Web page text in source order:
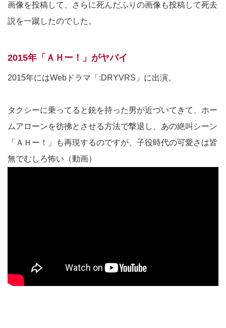
画像を投稿して、さらに死んだふりの画像も投稿して死去
説を一蹴したのでした。
2015年「ＡＨー！」がヤバイ
2015年にはWebドラマ「:DRYVRS」に出演。
タクシーに乗ってると銃を持った男が近づいてきて、ホー
ムアローンを彷彿とさせる方法で撃退し、あの絶叫シーン
「ＡＨー！」も再現するのですが、子役時代の可愛さは皆
無でむしろ怖い（動画）